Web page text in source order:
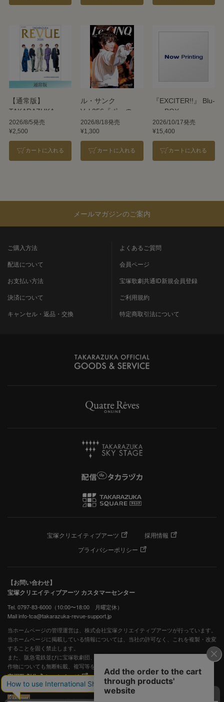
【通常版】
TAKARAZUKA
REVUE 2026
2026/8/5発売
¥2,500
カートに入れる
ル・サンク
Vol.256『ポーの一
族』＜雪組＞
2026/8/18発売
¥1,300
カートに入れる
『EXCITER!!』 Blu-
ray BOX
2026/10/17発売
¥15,400
カートに入れる
メールマガジンのご案内
ご購入方法
配送について
お支払い方法
決済について
キャンセル・返品・交換
よくあるご質問
会員ページ
宝塚歌劇共通ID新規会員登録
ご利用規約
特定商取引法について
宝塚クリエイティブアーツ
採用情報
プライバシーポリシー
【お問い合わせ】
宝塚クリエイティブアーツ カスタマーセンター
Tel. 0797-83-6000（10:00〜18:00 月曜定休）
Mail info-tca@takarazuka-revue-support.jp
当ホームページの管理運営は、株式会社宝塚クリエイティブアーツが行っています。
当ホームページに掲載している情報については、当社の許可なく、これを複製・改変
することを固く禁止します。
また、阪急電鉄並びに宝塚歌劇団、宝塚クリエイティブアーツの出版物ほか写真等著
作物についても無断転載、複写等を禁じます。
宝塚歌劇公式ホームページ